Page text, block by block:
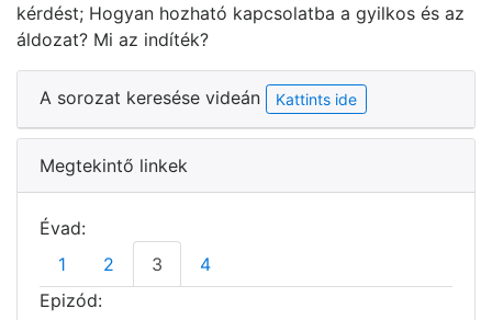
kérdést; Hogyan hozható kapcsolatba a gyilkos és az
áldozat? Mi az indíték?
A sorozat keresése videán Kattints ide
Megtekintő linkek
Évad:
1
2 3
4
Epizód: